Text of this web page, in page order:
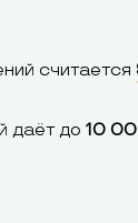
считается
даёт до 10